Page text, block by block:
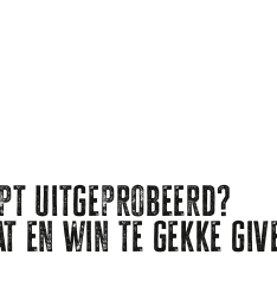
uitgeprobeerd?
en win te gekke